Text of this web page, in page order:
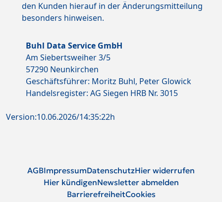
den Kunden hierauf in der Änderungsmitteilung
besonders hinweisen.
Buhl Data Service GmbH
Am Siebertsweiher 3/5
57290 Neunkirchen
Geschäftsführer: Moritz Buhl, Peter Glowick
Handelsregister: AG Siegen HRB Nr. 3015
Version:10.06.2026/14:35:22h
AGBImpressumDatenschutzHier widerrufen
Hier kündigenNewsletter abmelden
BarrierefreiheitCookies